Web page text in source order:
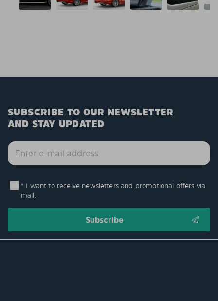
SUBSCRIBE TO OUR NEWSLETTER
AND STAY UPDATED
* I want to receive newsletters and promotional offers via
mail.